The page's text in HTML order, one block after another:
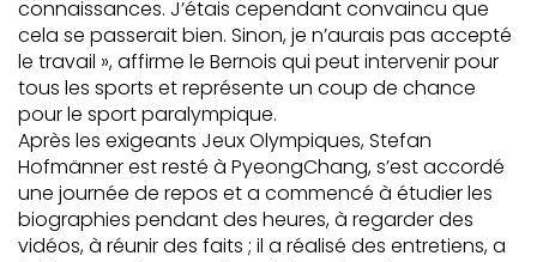
connaissances. J’étais cependant convaincu que
cela se passerait bien. Sinon, je n’aurais pas accepté
le travail », affirme le Bernois qui peut intervenir pour
tous les sports et représente un coup de chance
pour le sport paralympique.
Après les exigeants Jeux Olympiques, Stefan
Hofmänner est resté à PyeongChang, s’est accordé
une journée de repos et a commencé à étudier les
biographies pendant des heures, à regarder des
vidéos, à réunir des faits ; il a réalisé des entretiens, a